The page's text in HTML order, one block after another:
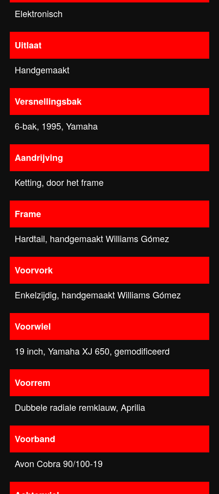
Elektronisch
Uitlaat
Handgemaakt
Versnellingsbak
6-bak, 1995, Yamaha
Aandrijving
Ketting, door het frame
Frame
Hardtail, handgemaakt Williams Gómez
Voorvork
Enkelzijdig, handgemaakt Williams Gómez
Voorwiel
19 inch, Yamaha XJ 650, gemodificeerd
Voorrem
Dubbele radiale remklauw, Aprilia
Voorband
Avon Cobra 90/100-19